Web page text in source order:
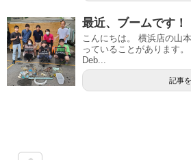
最近、ブームです！
こんにちは。 横浜店の山
っていることがあります
Deb...
記事